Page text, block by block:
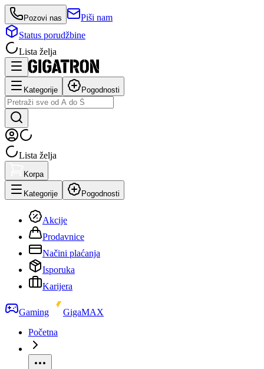
Pozovi nas
Piši nam
Status porudžbine
Lista želja
Kategorije Pogodnosti
Lista želja
Korpa
Kategorije Pogodnosti
Akcije
Prodavnice
Načini plaćanja
Isporuka
Karijera
Gaming
GigaMAX
Početna